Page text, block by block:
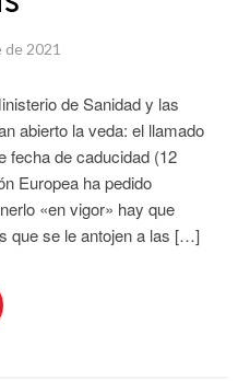
de 2021
de Sanidad y las
abierto la veda: el llamado
fecha de caducidad (12
Europea ha pedido
«en vigor» hay que
que se le antojen a las […]